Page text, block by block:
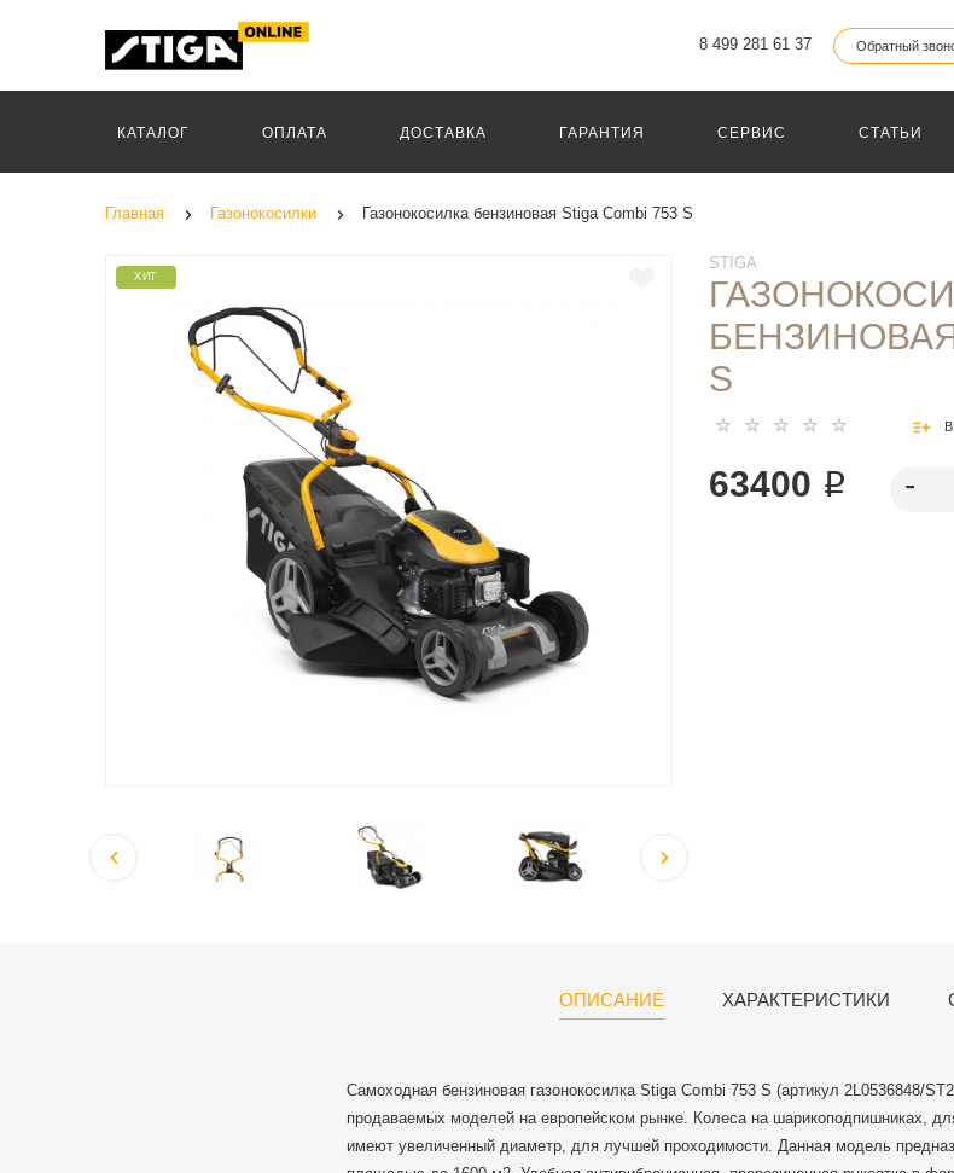
8 499 281 61 37 Обратный
КАТАЛОГ ОПЛАТА ДОСТАВКА ГАРАНТИЯ СЕРВИС СТАТЬИ
Главная Газонокосилки Газонокосилка бензиновая Stiga Combi 753 S
ХИТ
STIGA
БЕНЗИНОВАЯ
S
63400 ₽
ОПИСАНИЕ ХАРАКТЕРИСТИКИ
Самоходная бензиновая газонокосилка Stiga Combi 753 S (артикул 2L0536848/
продаваемых моделей на европейском рынке. Колеса на шарикоподпишниках,
имеют увеличенный диаметр, для лучшей проходимости. Данная модель